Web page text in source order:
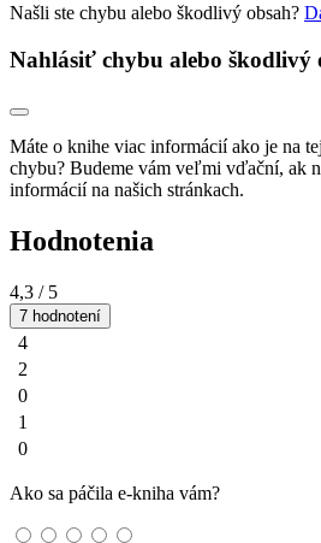
Našli ste chybu alebo škodlivý obsah?
Nahlásiť chybu alebo škodlivý
Máte o knihe viac informácií ako je na
chybu? Budeme vám veľmi vďační, ak
informácií na našich stránkach.
Hodnotenia
4,3 / 5
7 hodnotení
4
2
0
1
0
Ako sa páčila e-kniha vám?